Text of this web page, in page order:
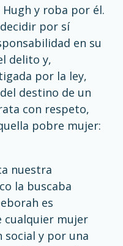
y roba por él.
por sí
en su
delito y,
por la ley,
destino de un
con respeto,
pobre mujer:
nuestra
la buscaba
es
cualquier mujer
y por una